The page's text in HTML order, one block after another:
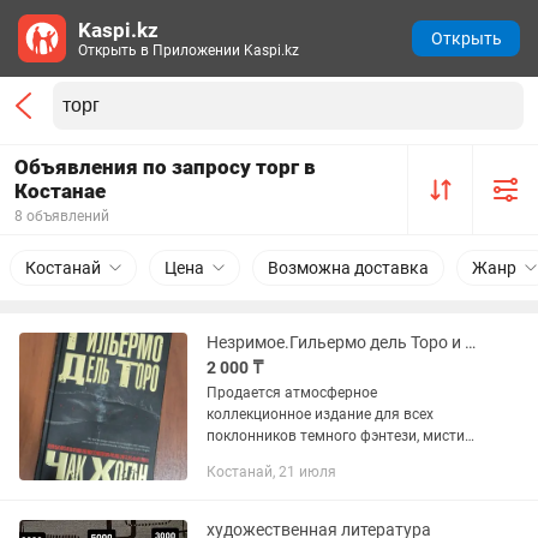
Объявления по запросу торг в
Костанае
8 объявлений
Костанай Цена Возможна доставка Жанр
Незримое.Гильермо дель Торо и Чак Хоган
2 000 ₸
Продается атмосферное
коллекционное издание для всех
поклонников темного фэнтези, мистики
Гильермо дель Торо («Форма воды»,
это...
Костанай, 21 июля
художественная литература
Kaspi.kz
Открыть в Приложении Kaspi.kz
Открыть